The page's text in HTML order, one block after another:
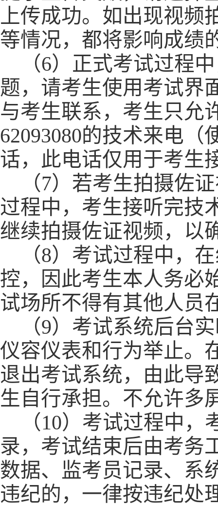
上传成功。如 出现视频
等情况， 都将影响成绩
（6） 正式考试过程
题，请考生使用考试界
与考生联系，考生只允
62093080的技术来电（
话，此电话仅用于考生
（7）若考生拍摄佐
过程中，考生接听完技
继续拍摄佐证视频，以
（8）考试过程中，
控，因此考生本人务必
试场所不得有其他人员
（9）考试系统后台
仪容仪表和行为举止。
退出考试系统， 由此导
生自行承担。不允许多
（10）考试过程中，
录，考试结束后由考务
数据、监考员记录、系
违纪的 ， 一律按违纪处